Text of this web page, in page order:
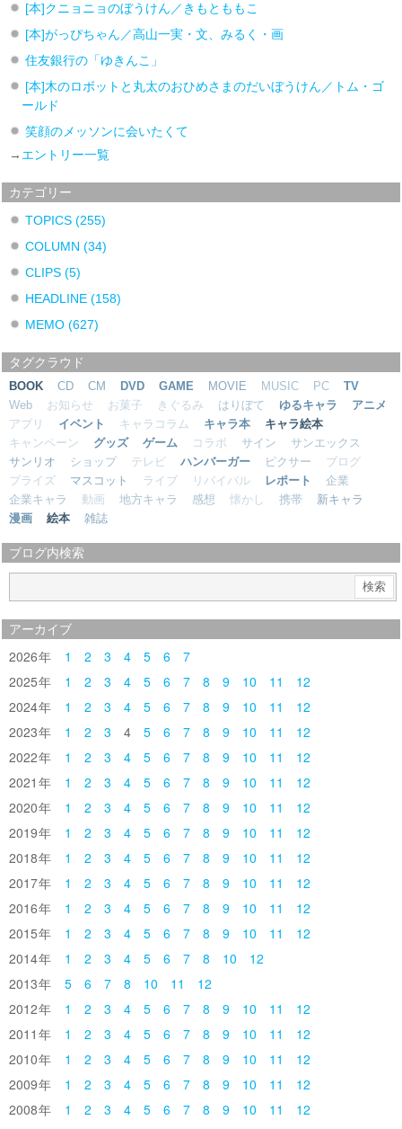
[本]クニョニョのぼうけん／きもとももこ
[本]がっぴちゃん／高山一実・文、みるく・画
住友銀行の「ゆきんこ」
[本]木のロボットと丸太のおひめさまのだいぼうけん／トム・ゴ
ールド
笑顔のメッソンに会いたくて
→ エントリー一覧
カテゴリー
TOPICS(255)
COLUMN(34)
CLIPS(5)
HEADLINE(158)
MEMO(627)
タグクラウド
BOOK CD CM DVD GAME MOVIE MUSIC PC
TV
Web
お知らせ お菓子 きぐるみ はりぼて ゆるキャラ
アニメ
アプリ
イベント キャラコラム キャラ本
キャラ絵本
キャンペーン
グッズ ゲーム コラボ サイン
サンエックス
サンリオ
ショップ テレビ ハンバーガー ピクサー
ブログ
プライズ
マスコット ライブ リバイバル レポート
企業
企業キャラ
動画 地方キャラ 感想 懐かし 携帯
新キャラ
漫画
絵本 雑誌
ブログ内検索
アーカイブ
2026 1 2 3 4 5 6
7
2025
1 2 3 4 5 6 7 8 9 10 11
12
2024
1 2 3 4 5 6 7 8 9 10 11
12
2023
1 2 3 4 5 6 7 8 9 10 11
12
2022
1 2 3 4 5 6 7 8 9 10 11
12
2021
1 2 3 4 5 6 7 8 9 10 11
12
2020
1 2 3 4 5 6 7 8 9 10 11
12
2019
1 2 3 4 5 6 7 8 9 10 11
12
2018
1 2 3 4 5 6 7 8 9 10 11
12
2017
1 2 3 4 5 6 7 8 9 10 11
12
2016
1 2 3 4 5 6 7 8 9 10 11
12
2015
1 2 3 4 5 6 7 8 9 10 11
12
2014
1 2 3 4 5 6 7 8 10
12
2013
5 6 7 8 10 11
12
2012
1 2 3 4 5 6 7 8 9 10 11
12
2011
1 2 3 4 5 6 7 8 9 10 11
12
2010
1 2 3 4 5 6 7 8 9 10 11
12
2009
1 2 3 4 5 6 7 8 9 10 11
12
2008
1 2 3 4 5 6 7 8 9 10 11
12